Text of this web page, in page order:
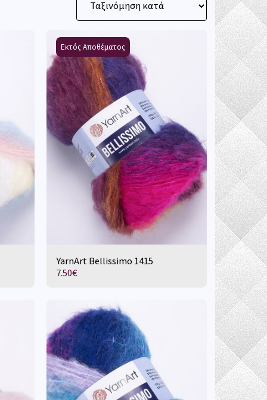
Εκτός Αποθέματος
YarnArt Bellissimo 1415
7.50€